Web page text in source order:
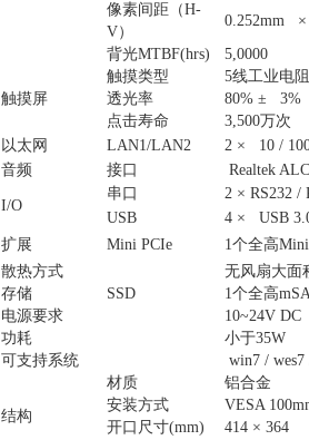
像素间距（H-
V）
0.252mm ×
背光MTBF(hrs)
5,0000
触摸屏
触摸类型
5线工业电
透光率
80% ± 3%
点击寿命
3,500万次
以太网
LAN1/LAN2
2 × 10 / 100
音频
接口 Realtek
I/O
串口
2 × RS232 /
USB
4 × USB
扩展
Mini PCIe
1个全高
散热方式
无风扇大面
存储
SSD
1个全高
电源要求
10~24V DC
功耗
小于35W
可支持系统
win7 /
结构
材质
铝合金
安装方式
VESA
开口尺寸(mm)
414 × 364